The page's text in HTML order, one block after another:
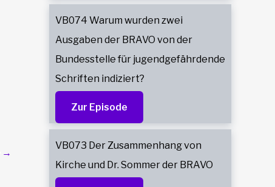
→
VB074 Warum wurden zwei
Ausgaben der BRAVO von der
Bundesstelle für jugendgefährdende
Schriften indiziert?
Zur Episode
VB073 Der Zusammenhang von
Kirche und Dr. Sommer der BRAVO